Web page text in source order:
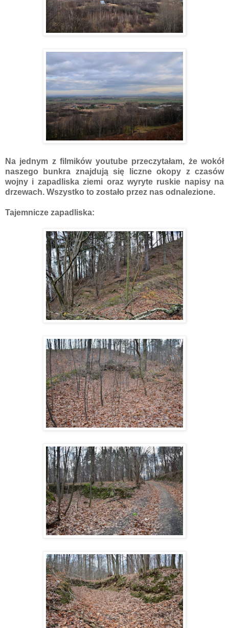
Na jednym z filmików youtube przeczytałam, że wokół
naszego bunkra znajdują się liczne okopy z czasów
wojny i zapadliska ziemi oraz wyryte ruskie napisy na
drzewach. Wszystko to zostało przez nas odnalezione.
Tajemnicze zapadliska: